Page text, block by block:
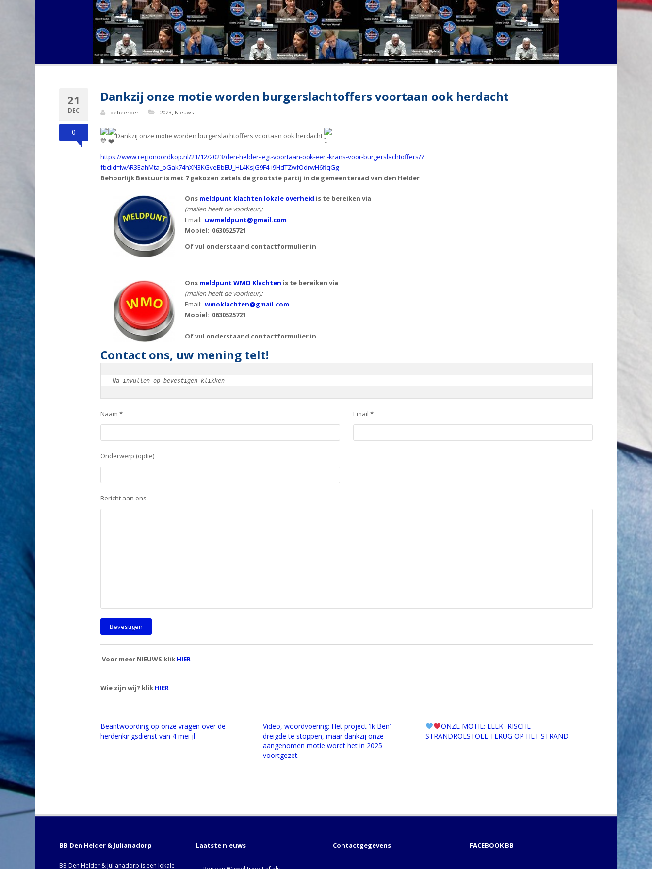
21
DEC
0
Dankzij onze motie worden burgerslachtoffers voortaan ook herdacht
beheerder 2023, Nieuws
Dankzij onze motie worden burgerslachtoffers voortaan ook herdacht
https://www.regionoordkop.nl/21/12/2023/den-helder-legt-voortaan-ook-een-krans-voor-burgerslachtoffers/?
fbclid=IwAR3EahMta_oGak74hXN3KGveBbEU_HL4KsJG9F4-i9HdTZwfOdrwH6flqGg
Behoorlijk Bestuur is met 7 gekozen zetels de grootste partij in de gemeenteraad van den Helder
Ons meldpunt klachten lokale overheid is te bereiken via
(mailen heeft de voorkeur):
Email: uwmeldpunt@gmail.com
Mobiel: 0630525721
Of vul onderstaand contactformulier in
Ons meldpunt WMO Klachten is te bereiken via
(mailen heeft de voorkeur):
Email: wmoklachten@gmail.com
Mobiel: 0630525721
Of vul onderstaand contactformulier in
Contact ons, uw mening telt!
Na invullen op bevestigen klikken
Naam * Email *
Onderwerp (optie)
Bericht aan ons
Voor meer NIEUWS klik HIER
Wie zijn wij? klik HIER
Beantwoording op onze vragen over de
herdenkingsdienst van 4 mei jl
Video, woordvoering: Het project ‘Ik Ben’
dreigde te stoppen, maar dankzij onze
aangenomen motie wordt het in 2025
voortgezet.
ONZE MOTIE: ELEKTRISCHE
STRANDROLSTOEL TERUG OP HET STRAND
BB Den Helder & Julianadorp
BB Den Helder & Julianadorp is een lokale
Laatste nieuws Contactgegevens FACEBOOK BB